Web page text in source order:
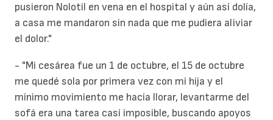
pusieron Nolotil en vena en el hospital y aún así dolía,
a casa me mandaron sin nada que me pudiera aliviar
el dolor."
- "Mi cesárea fue un 1 de octubre, el 15 de octubre
me quedé sola por primera vez con mi hija y el
mínimo movimiento me hacía llorar, levantarme del
sofá era una tarea casi imposible, buscando apoyos